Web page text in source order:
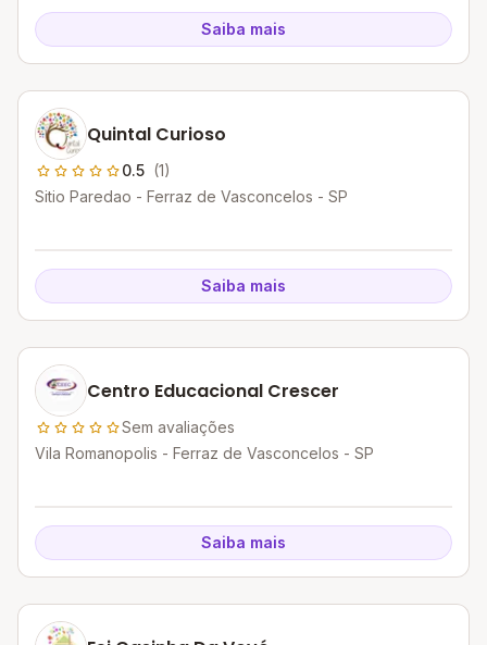
Saiba mais
Quintal Curioso
0.5 (1)
Sitio Paredao - Ferraz de Vasconcelos - SP
Saiba mais
Centro Educacional Crescer
Sem avaliações
Vila Romanopolis - Ferraz de Vasconcelos - SP
Saiba mais